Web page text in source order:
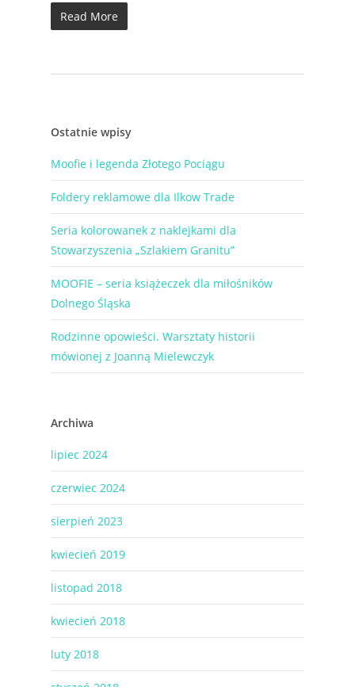
Read More
Ostatnie wpisy
Moofie i legenda Złotego Pociągu
Foldery reklamowe dla Ilkow Trade
Seria kolorowanek z naklejkami dla
Stowarzyszenia „Szlakiem Granitu”
MOOFIE – seria książeczek dla miłośników
Dolnego Śląska
Rodzinne opowieści. Warsztaty historii
mówionej z Joanną Mielewczyk
Archiwa
lipiec 2024
czerwiec 2024
sierpień 2023
kwiecień 2019
listopad 2018
kwiecień 2018
luty 2018